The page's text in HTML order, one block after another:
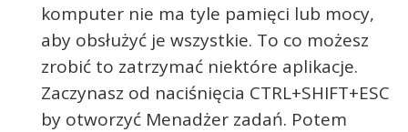
komputer nie ma tyle pamięci lub mocy,
aby obsłużyć je wszystkie. To co możesz
zrobić to zatrzymać niektóre aplikacje.
Zaczynasz od naciśnięcia CTRL+SHIFT+ESC
by otworzyć Menadżer zadań. Potem